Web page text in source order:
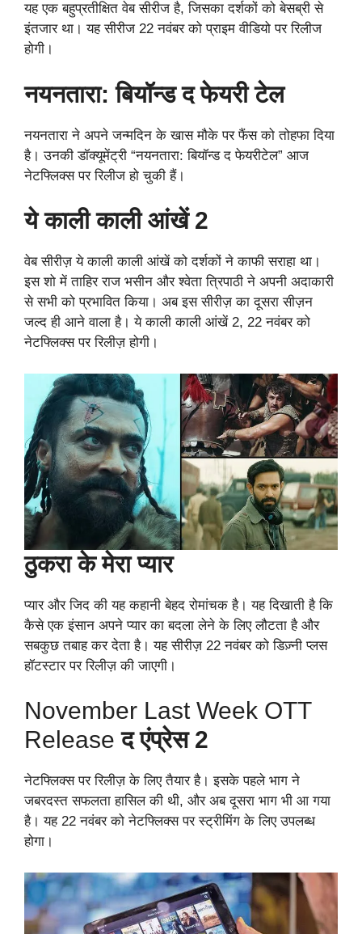
यह एक बहुप्रतीक्षित वेब सीरीज है, जिसका दर्शकों को बेसब्री से
इंतजार था। यह सीरीज 22 नवंबर को प्राइम वीडियो पर रिलीज
होगी।
नयनतारा: बियॉन्ड द फेयरी टेल
नयनतारा ने अपने जन्मदिन के खास मौके पर फैंस को तोहफा दिया
है। उनकी डॉक्यूमेंट्री “नयनतारा: बियॉन्ड द फेयरीटेल” आज
नेटफ्लिक्स पर रिलीज हो चुकी हैं।
ये काली काली आंखें 2
वेब सीरीज़ ये काली काली आंखें को दर्शकों ने काफी सराहा था।
इस शो में ताहिर राज भसीन और श्वेता त्रिपाठी ने अपनी अदाकारी
से सभी को प्रभावित किया। अब इस सीरीज़ का दूसरा सीज़न
जल्द ही आने वाला है। ये काली काली आंखें 2, 22 नवंबर को
नेटफ्लिक्स पर रिलीज़ होगी।
ठुकरा के मेरा प्यार
प्यार और जिद की यह कहानी बेहद रोमांचक है। यह दिखाती है कि
कैसे एक इंसान अपने प्यार का बदला लेने के लिए लौटता है और
सबकुछ तबाह कर देता है। यह सीरीज़ 22 नवंबर को डिज़्नी प्लस
हॉटस्टार पर रिलीज़ की जाएगी।
November Last Week OTT
Releaseद एंप्रेस 2
नेटफ्लिक्स पर रिलीज़ के लिए तैयार है। इसके पहले भाग ने
जबरदस्त सफलता हासिल की थी, और अब दूसरा भाग भी आ गया
है। यह 22 नवंबर को नेटफ्लिक्स पर स्ट्रीमिंग के लिए उपलब्ध
होगा।